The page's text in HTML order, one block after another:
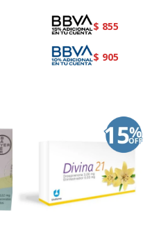
$ 855
$ 905